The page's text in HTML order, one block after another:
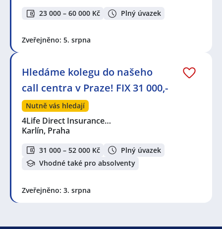
23 000 – 60 000 Kč Plný úvazek
Zveřejněno: 5. srpna
Hledáme kolegu do našeho
call centra v Praze! FIX 31 000,-
Nutně vás hledají
4Life Direct Insurance…
Karlín, Praha
31 000 – 52 000 Kč
Plný úvazek
Vhodné také pro absolventy
Zveřejněno: 3. srpna